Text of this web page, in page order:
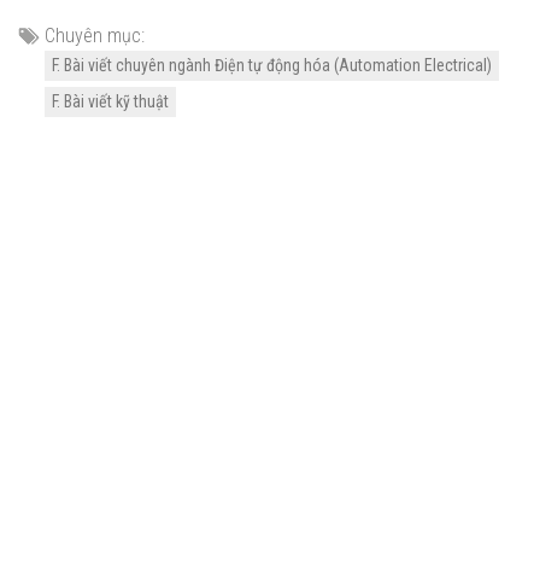
Chuyên mục:
F. Bài viết chuyên ngành Điện tự động hóa (Automation Electrical)
F. Bài viết kỹ thuật